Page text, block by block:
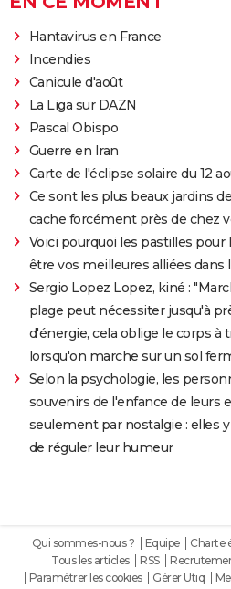
Hantavirus en France
Incendies
Canicule d'août
La Liga sur DAZN
Pascal Obispo
Guerre en Iran
Carte de l'éclipse solaire du 12
Ce sont les plus beaux jardins
cache forcément près de chez
Voici pourquoi les pastilles pour
être vos meilleures alliées dans
Sergio Lopez Lopez, kiné :
plage peut nécessiter jusqu'à
d'énergie, cela oblige le corps à
lorsqu'on marche sur un sol
Selon la psychologie, les
souvenirs de l'enfance de leurs
seulement par nostalgie : elles
de réguler leur humeur
Qui sommes-nous ? Equipe Charte
Tous les articles
RSS
Paramétrer les cookies
Gérer Utiq